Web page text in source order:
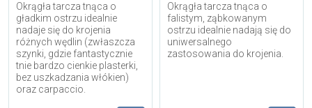
Okrągła tarcza tnąca o
gładkim ostrzu idealnie
nadaje się do krojenia
różnych wędlin (zwłaszcza
szynki, gdzie fantastycznie
tnie bardzo cienkie plasterki,
bez uszkadzania włókien)
oraz carpaccio.
Okrągła tarcza tnąca o
falistym, ząbkowanym
ostrzu idealnie nadają się do
uniwersalnego
zastosowania do krojenia.